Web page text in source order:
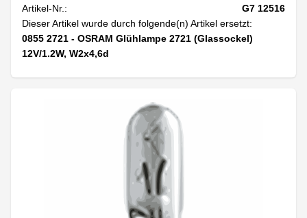
Artikel-Nr.:
G7 12516
Dieser Artikel wurde durch folgende(n) Artikel ersetzt:
0855 2721 - OSRAM Glühlampe 2721 (Glassockel)
12V/1.2W, W2x4,6d